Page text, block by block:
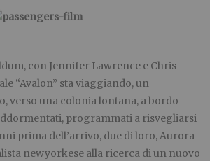
con Jennifer Lawrence e Chris
“Avalon” sta viaggiando, un
verso una colonia lontana, a bordo
programmati a risvegliarsi
prima dell’arrivo, due di loro, Aurora
newyorkese alla ricerca di un nuovo